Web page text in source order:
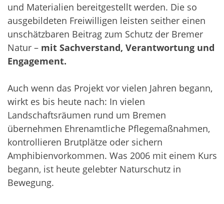
und Materialien bereitgestellt werden. Die so
ausgebildeten Freiwilligen leisten seither einen
unschätzbaren Beitrag zum Schutz der Bremer
Natur – mit Sachverstand, Verantwortung und
Engagement.
Auch wenn das Projekt vor vielen Jahren begann,
wirkt es bis heute nach: In vielen
Landschaftsräumen rund um Bremen
übernehmen Ehrenamtliche Pflegemaßnahmen,
kontrollieren Brutplätze oder sichern
Amphibienvorkommen. Was 2006 mit einem Kurs
begann, ist heute gelebter Naturschutz in
Bewegung.